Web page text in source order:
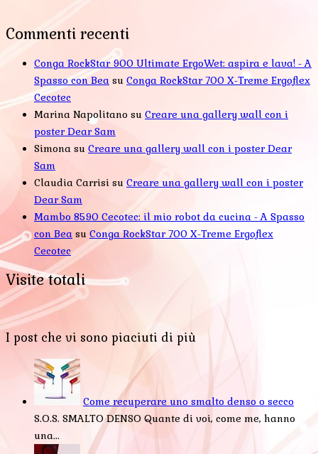
Commenti recenti
Conga RockStar 900 Ultimate ErgoWet: aspira e lava! - A
Spasso con Bea su Conga RockStar 700 X-Treme Ergoflex
Cecotec
Marina Napolitano su Creare una gallery wall con i
poster Dear Sam
Simona su Creare una gallery wall con i poster Dear
Sam
Claudia Carrisi su Creare una gallery wall con i poster
Dear Sam
Mambo 8590 Cecotec: il mio robot da cucina - A Spasso
con Bea su Conga RockStar 700 X-Treme Ergoflex
Cecotec
Visite totali
I post che vi sono piaciuti di più
Come recuperare uno smalto denso o secco
S.O.S. SMALTO DENSO Quante di voi, come me, hanno
una...